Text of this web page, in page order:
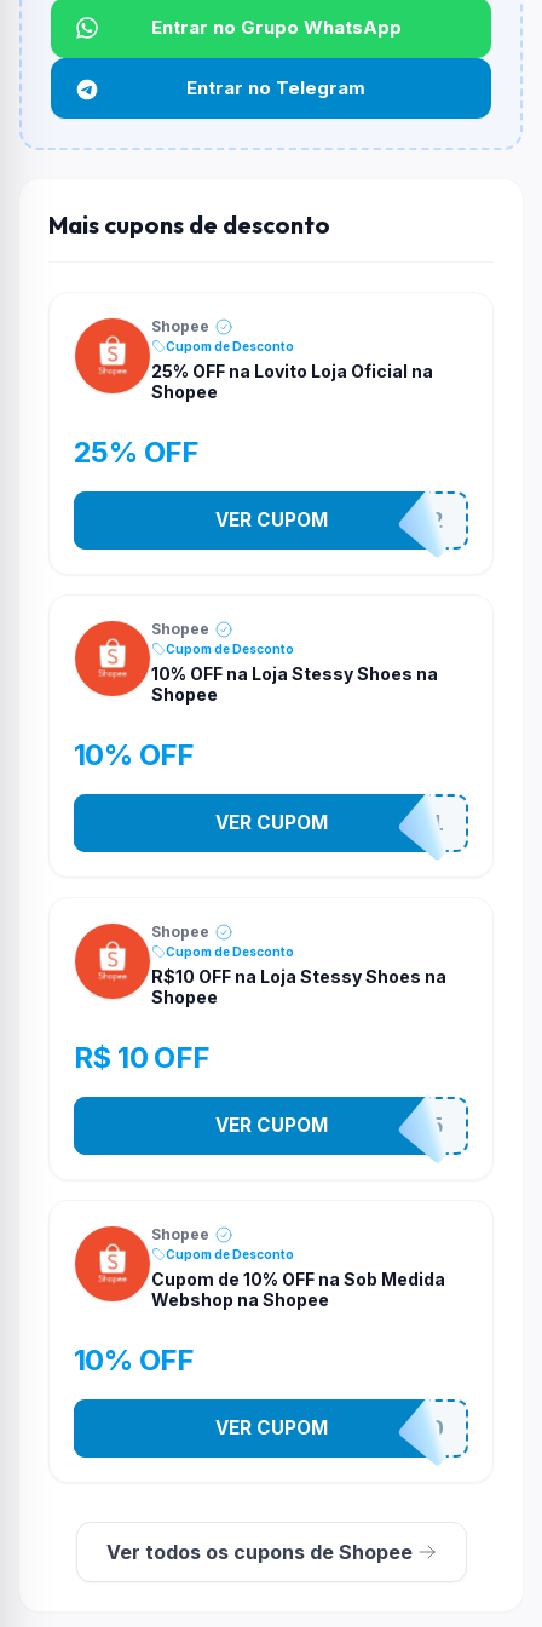
Não informado ou sem limite.
Funciona em qualquer produto?
Não necessariamente. Depende de itens participantes
e alguns vendedores ou produtos especificos podem
não aceitar cupons.
Entrar no Grupo WhatsApp
Entrar no Telegram
Mais cupons de desconto
Shopee
Cupom de Desconto
25% OFF na Lovito Loja Oficial na
Shopee
25% OFF
141525852
VER CUPOM
Shopee
Cupom de Desconto
10% OFF na Loja Stessy Shoes na
Shopee
10% OFF
STES2541
VER CUPOM
Shopee
Cupom de Desconto
R$10 OFF na Loja Stessy Shoes na
Shopee
R$ 10 OFF
STES2525
VER CUPOM
Shopee
Cupom de Desconto
Cupom de 10% OFF na Sob Medida
Webshop na Shopee
10% OFF
SOBMPRFSD
VER CUPOM
Ver todos os cupons de Shopee